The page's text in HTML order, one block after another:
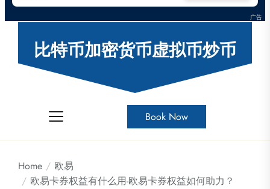
比特币加密货币虚拟币炒币
Book Now
Home
欧易
欧易卡券权益有什么用-欧易卡券权益如何助力？